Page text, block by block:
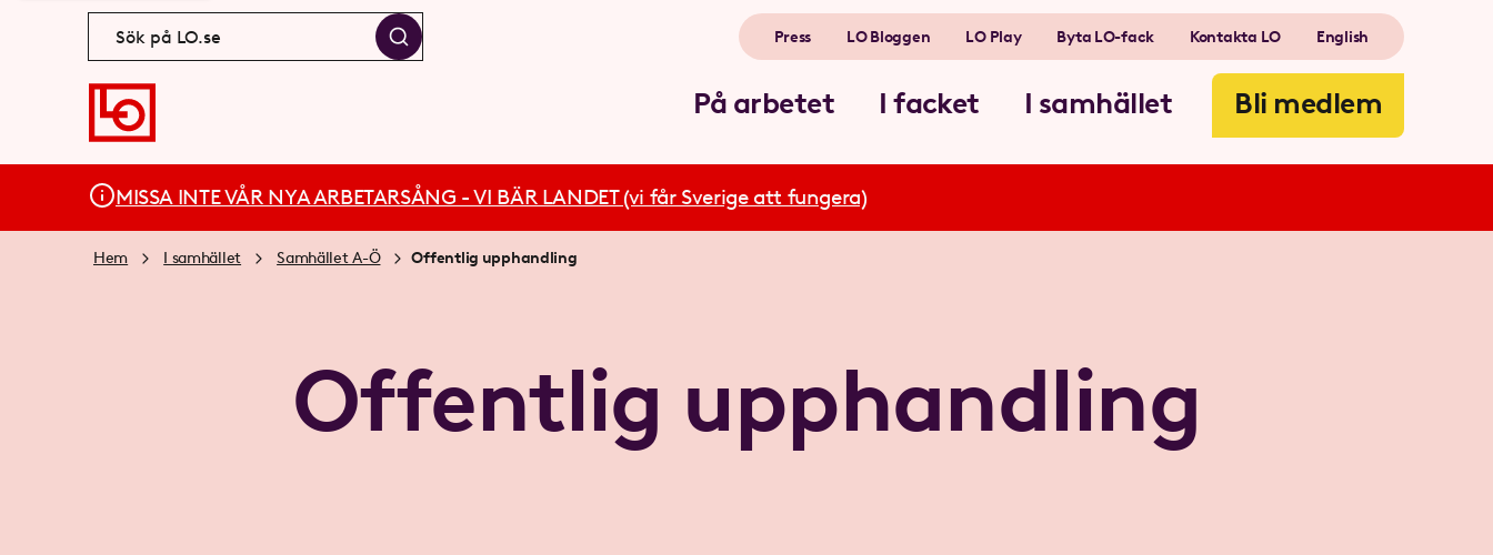
På arbetet I facket I samhället Bli medlem
Press LO Bloggen LO Play Byta LO-fack Kontakta LO English
MISSA INTE VÅR NYA ARBETARSÅNG - VI BÄR LANDET (vi får Sverige att fungera)
Hem I samhället Samhället A-Ö Offentlig upphandling
Offentlig upphandling